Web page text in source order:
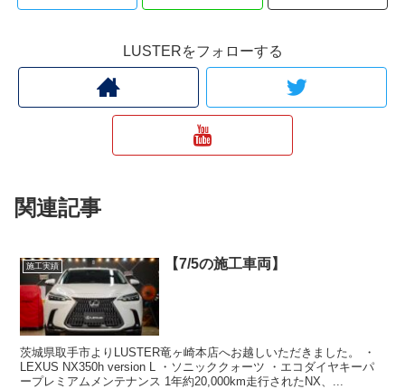
LUSTERをフォローする
関連記事
施工実績 【7/5の施工車両】
茨城県取手市よりLUSTER竜ヶ崎本店へお越しいただきました。 ・
LEXUS NX350h version L ・ソニッククォーツ ・エコダイヤキーパ
ープレミアムメンテナンス 1年約20,000km走行されたNX、...